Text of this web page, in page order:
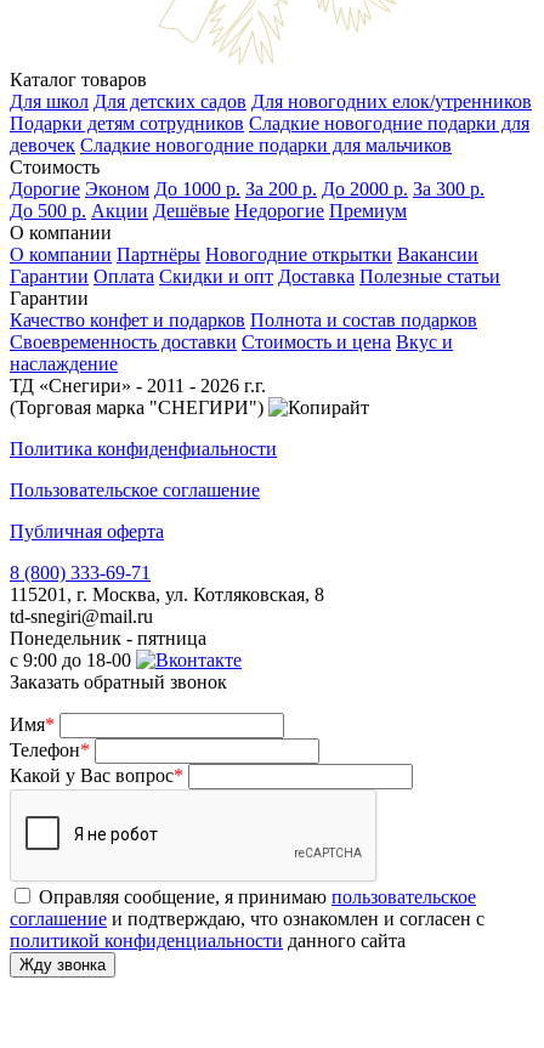
Каталог товаров
Для школ Для детских садов Для новогодних елок/утренников
Подарки детям сотрудников Сладкие новогодние подарки для
девочек Сладкие новогодние подарки для мальчиков
Стоимость
Дорогие Эконом До 1000 р. За 200 р. До 2000 р. За 300 р.
До 500 р. Акции Дешёвые Недорогие Премиум
О компании
О компании Партнёры Новогодние открытки Вакансии
Гарантии Оплата Скидки и опт Доставка Полезные статьи
Гарантии
Качество конфет и подарков Полнота и состав подарков
Своевременность доставки Стоимость и цена Вкус и
наслаждение
ТД «Снегири» - 2011 - 2026 г.г.
(Торговая марка "СНЕГИРИ")
Политика конфиденфиальности
Пользовательское соглашение
Публичная оферта
8 (800) 333-69-71
115201, г. Москва, ул. Котляковская, 8
td-snegiri@mail.ru
Понедельник - пятница
с 9:00 до 18-00
Заказать обратный звонок
Имя*
Телефон*
Какой у Вас вопрос*
Оправляя сообщение, я принимаю пользовательское
соглашение и подтверждаю, что ознакомлен и согласен с
политикой конфиденциальности данного сайта